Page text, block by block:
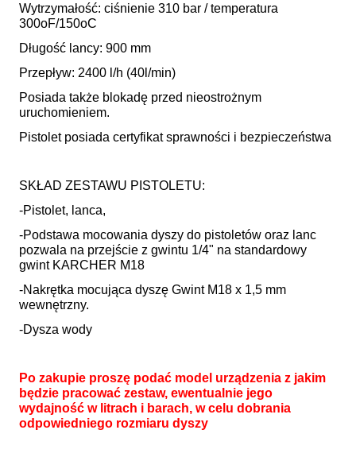
Wytrzymałość: ciśnienie 310 bar / temperatura
300oF/150oC
Długość lancy: 900 mm
Przepływ: 2400 l/h (40l/min)
Posiada także blokadę przed nieostrożnym
uruchomieniem.
Pistolet posiada certyfikat sprawności i bezpieczeństwa
SKŁAD ZESTAWU PISTOLETU:
-Pistolet, lanca,
-Podstawa mocowania dyszy do pistoletów oraz lanc
pozwala na przejście z gwintu 1/4" na standardowy
gwint KARCHER M18
-Nakrętka mocująca dyszę Gwint M18 x 1,5 mm
wewnętrzny.
-Dysza wody
Po zakupie proszę podać model urządzenia z jakim
będzie pracować zestaw, ewentualnie jego
wydajność w litrach i barach, w celu dobrania
odpowiedniego rozmiaru dyszy